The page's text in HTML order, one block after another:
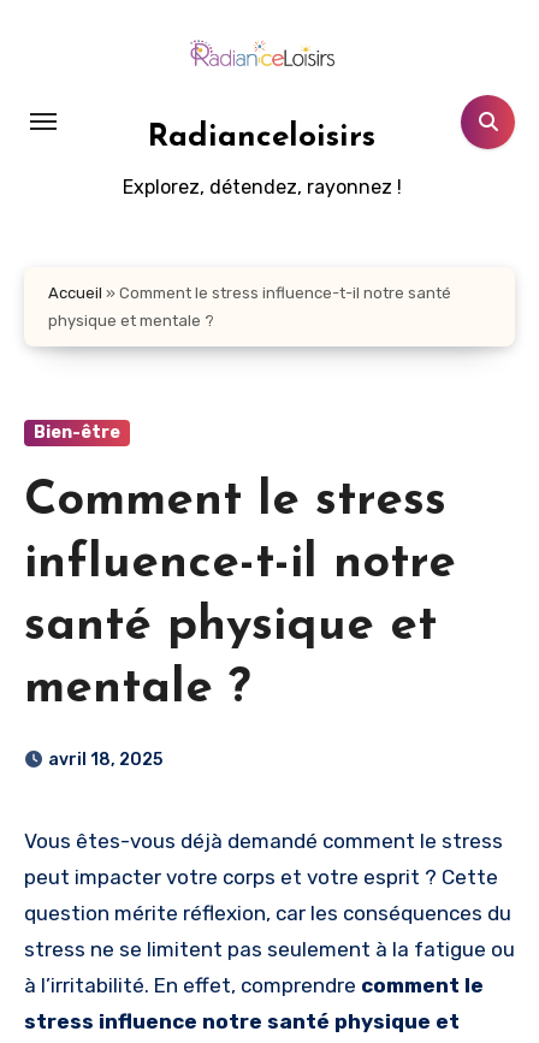
principal
Radianceloisirs
Explorez, détendez, rayonnez !
Accueil » Comment le stress influence-t-il notre santé
physique et mentale ?
Bien-être
Comment le stress
influence-t-il notre
santé physique et
mentale ?
avril 18, 2025
Vous êtes-vous déjà demandé comment le stress
peut impacter votre corps et votre esprit ? Cette
question mérite réflexion, car les conséquences du
stress ne se limitent pas seulement à la fatigue ou
à l’irritabilité. En effet, comprendre comment le
stress influence notre santé physique et